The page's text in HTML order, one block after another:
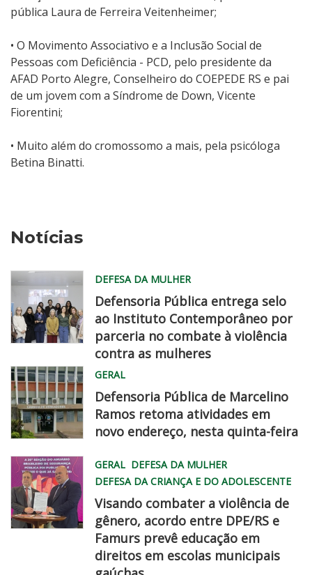
pública Laura de Ferreira Veitenheimer;
• O Movimento Associativo e a Inclusão Social de
Pessoas com Deficiência - PCD, pelo presidente da
AFAD Porto Alegre, Conselheiro do COEPEDE RS e pai
de um jovem com a Síndrome de Down, Vicente
Fiorentini;
• Muito além do cromossomo a mais, pela psicóloga
Betina Binatti.
Notícias
MG
0732
DEFESA DA MULHER
Defensoria Pública entrega selo
ao Instituto Contemporâneo por
parceria no combate à violência
contra as mulheres
WhatsApp
Image
2026
08
06
GERAL
Defensoria Pública de Marcelino
Ramos retoma atividades em
novo endereço, nesta quinta-feira
GERAL DEFESA DA MULHER
DEFESA DA CRIANÇA E DO ADOLESCENTE
Visando combater a violência de
gênero, acordo entre DPE/RS e
Famurs prevê educação em
direitos em escolas municipais